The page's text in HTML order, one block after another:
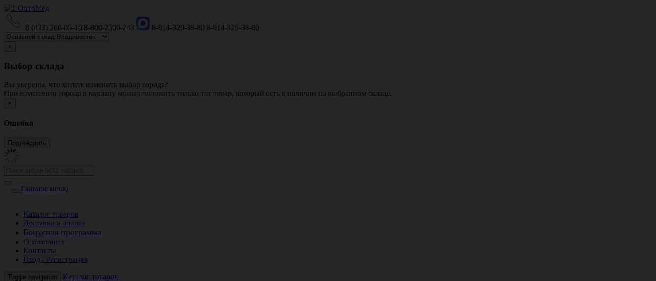
8 (423) 260-05-10 8-800-2500-243 8-914-329-38-80 8-914-329-38-80
×
Выбор склада
Вы уверены, что хотите изменить выбор города?
При изменении города в корзину можно положить только тот товар, который есть в наличии на выбранном складе.
×
Ошибка
Главное меню
Каталог товаров
Доставка и оплата
Бонусная программа
О компании
Контакты
Вход / Регистрация
Toggle navigation Каталог товаров